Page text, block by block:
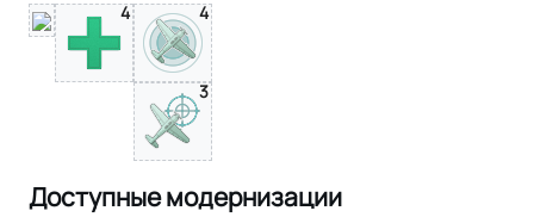
4 4
3
Доступные модернизации